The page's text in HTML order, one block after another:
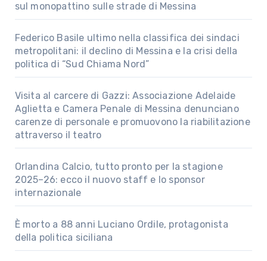
sul monopattino sulle strade di Messina
Federico Basile ultimo nella classifica dei sindaci
metropolitani: il declino di Messina e la crisi della
politica di “Sud Chiama Nord”
Visita al carcere di Gazzi: Associazione Adelaide
Aglietta e Camera Penale di Messina denunciano
carenze di personale e promuovono la riabilitazione
attraverso il teatro
Orlandina Calcio, tutto pronto per la stagione
2025–26: ecco il nuovo staff e lo sponsor
internazionale
È morto a 88 anni Luciano Ordile, protagonista
della politica siciliana